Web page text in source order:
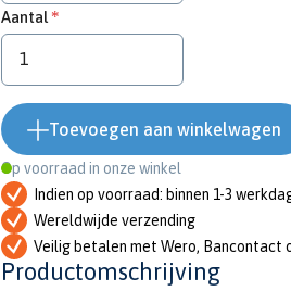
Aantal
Toevoegen aan winkelwagen
Op voorraad in onze winkel
Indien op voorraad: binnen 1-3
Wereldwijde verzending
Veilig betalen met Wero, Bancontact
Productomschrijving